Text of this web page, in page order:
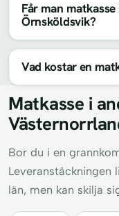
Får man
Örnsköldsvik?
Vad kostar en
Matkasse i
Bor du i en
Leveranstäckningen
län, men kan skilja